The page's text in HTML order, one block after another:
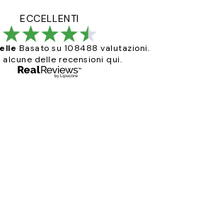
ECCELLENTI
Basato su 108488 valutazioni.
alcune delle recensioni qui.